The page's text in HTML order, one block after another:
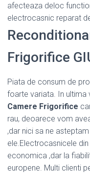
afecteaza deloc
electrocasnic reparat
Frigorifice
Piata de consum de
foarte variata. In ultima
Camere Frigorifice
rau, deoarece vom
,dar nici sa ne
ele.Electrocasnicele
economica ,dar la
europene. Multi clienti